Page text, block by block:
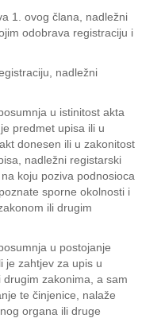
1. ovog člana, nadležni
odobrava registraciju i
nadležni
u istinitost akta
predmet upisa ili u
donesen ili u zakonitost
nadležni registarski
koju poziva podnosioca
sporne okolnosti i
ili drugim
u postojanje
je zahtjev za upis u
zakonima, a sam
te činjenice, nalaže
organa ili druge